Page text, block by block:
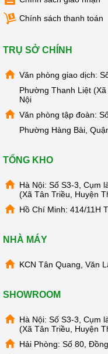
Chính sách thanh toán
TRỤ SỞ CHÍNH
Văn phòng giao dịch:
Phường Thanh Liệt
Nội
Văn phòng tập đoàn:
Phường Hàng Bài,
TỔNG KHO
Hà Nội: Số S3-3, Cụm
(Xã Tân Triều, Huyện
Hồ Chí Minh: 414/11H
NHÀ MÁY
KCN Tân Quang, Văn
SHOWROOM
Hà Nội: Số S3-3, Cụm
(Xã Tân Triều, Huyện
Hải Phòng: Số 80,